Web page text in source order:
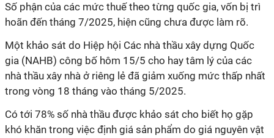
Số phận của các mức thuế theo từng quốc gia, vốn bị trì
hoãn đến tháng 7/2025, hiện cũng chưa được làm rõ.
Một khảo sát do Hiệp hội Các nhà thầu xây dựng Quốc
gia (NAHB) công bố hôm 15/5 cho hay tâm lý của các
nhà thầu xây nhà ở riêng lẻ đã giảm xuống mức thấp nhất
trong vòng 18 tháng vào tháng 5/2025.
Có tới 78% số nhà thầu được khảo sát cho biết họ gặp
khó khăn trong việc định giá sản phẩm do giá nguyên vật